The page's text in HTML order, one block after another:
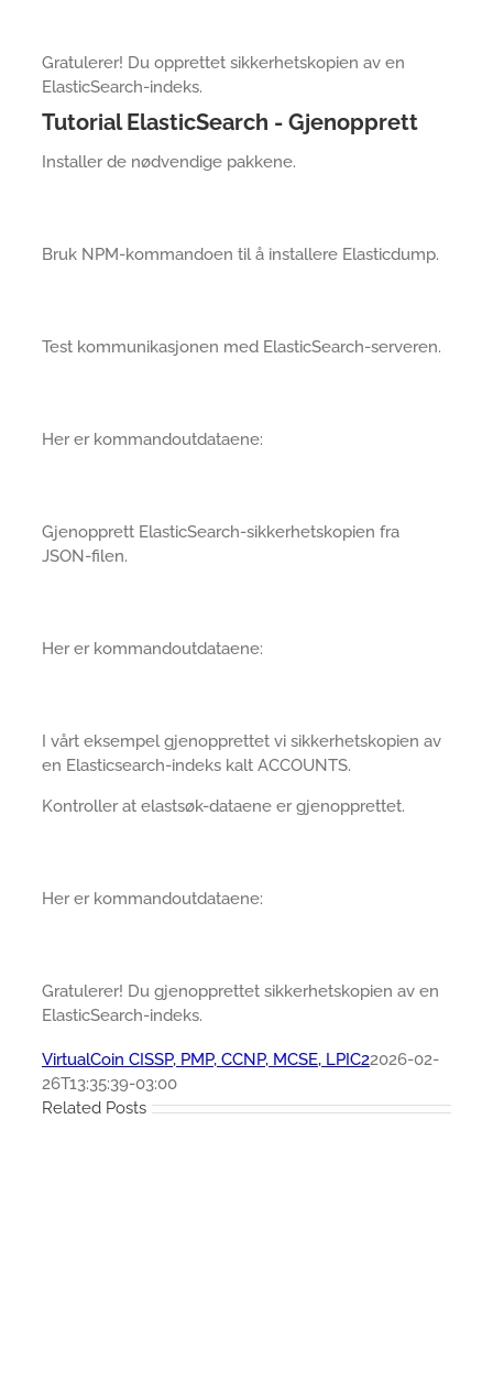
Gratulerer! Du opprettet sikkerhetskopien av en
ElasticSearch-indeks.
Tutorial ElasticSearch - Gjenopprett
Installer de nødvendige pakkene.
Bruk NPM-kommandoen til å installere Elasticdump.
Test kommunikasjonen med ElasticSearch-serveren.
Her er kommandoutdataene:
Gjenopprett ElasticSearch-sikkerhetskopien fra
JSON-filen.
Her er kommandoutdataene:
I vårt eksempel gjenopprettet vi sikkerhetskopien av
en Elasticsearch-indeks kalt ACCOUNTS.
Kontroller at elastsøk-dataene er gjenopprettet.
Her er kommandoutdataene:
Gratulerer! Du gjenopprettet sikkerhetskopien av en
ElasticSearch-indeks.
VirtualCoin CISSP, PMP, CCNP, MCSE, LPIC22026-02-
26T13:35:39-03:00
Related Posts